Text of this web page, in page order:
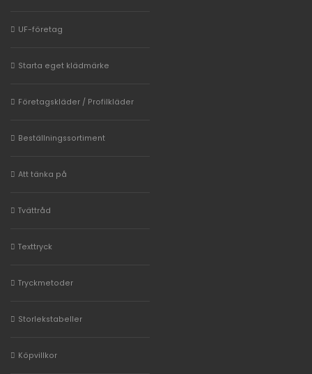
UF-företag
Starta eget klädmärke
Företagskläder / Profilkläder
Beställningssortiment
Att tänka på
Tvättråd
Texttryck
Tryckmetoder
Storlekstabeller
Köpvillkor